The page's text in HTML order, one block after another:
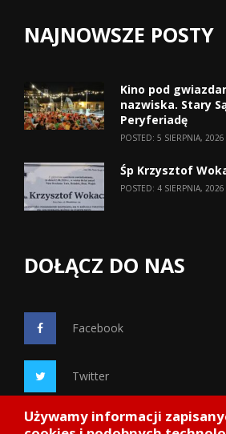
NAJNOWSZE POSTY
Kino pod
nazwiska. Stary
Peryferiadę
POSTED: 5 SIERPNIA,
Śp Krzysztof
POSTED: 4 SIERPNIA,
DOŁĄCZ DO NAS
Facebook
Twitter
Google+
Używamy informacji